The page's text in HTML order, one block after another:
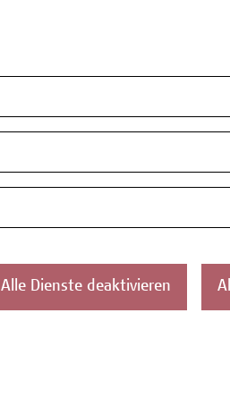
Über uns
Alle Dienste deaktivieren